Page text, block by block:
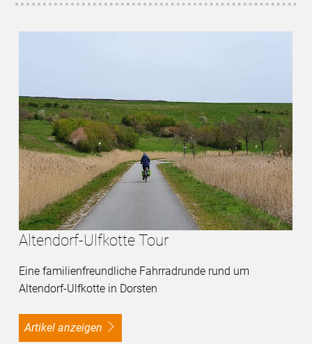
Altendorf-Ulfkotte Tour
Eine familienfreundliche Fahrradrunde rund um
Altendorf-Ulfkotte in Dorsten
Artikel anzeigen